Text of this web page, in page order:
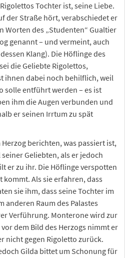
Tochter ist, seine Liebe.
der Straße hört, verabschiedet er
Worten des „Studenten“ Gualtier
genannt – und vermeint, auch
Klang). Die Höflinge des
die Geliebte Rigolettos,
ihnen dabei noch behilflich, weil
solle entführt werden – es ist
ihm die Augen verbunden und
er seinen Irrtum zu spät
berichten, was passiert ist,
Geliebten, als er jedoch
er zu ihr. Die Höflinge verspotten
kommt. Als sie erfahren, dass
sie ihm, dass seine Tochter im
anderen Raum des Palastes
Verführung. Monterone wird zur
dem Bild des Herzogs nimmt er
nicht gegen Rigoletto zurück.
Gilda bittet um Schonung für